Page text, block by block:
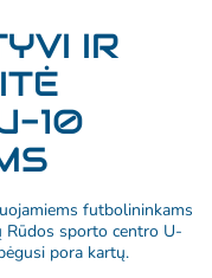
IR
10
futbolininkams
Rūdos sporto centro U-
pora kartų.